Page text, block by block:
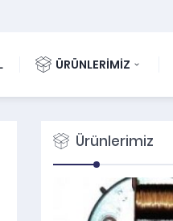
ÜRÜNLERİMİZ
Ürünlerimiz